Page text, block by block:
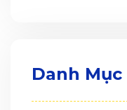
Danh Mục